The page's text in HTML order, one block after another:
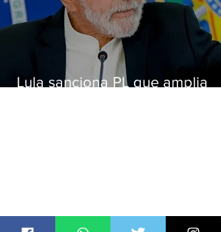
Lula sanciona PL que amplia